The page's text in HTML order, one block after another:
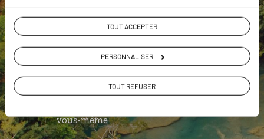
TOUT ACCEPTER
PERSONNALISER
TOUT REFUSER
L’itinéraire vers votreposadaen 1
Notre sélection decomedores
vous-même